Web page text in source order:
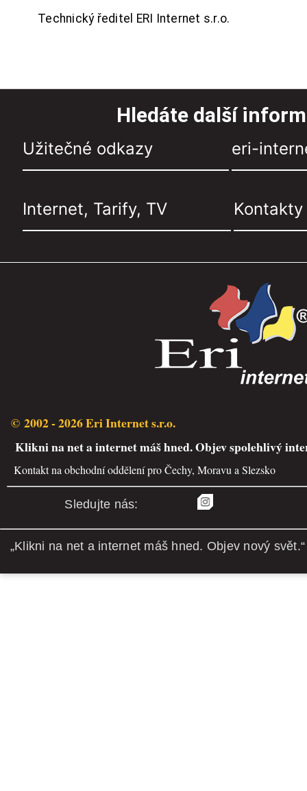
Technický ředitel ERI Internet s.r.o.
Hledáte další
Užitečné odkazy eri-
Internet, Tarify, TV Kontakty
© 2002 - 2026 Eri Internet s.r.o.
Klikni na net a internet máš hned. Objev spolehlivý
Kontakt na obchodní oddělení pro Čechy, Moravu a Slezsko
Sledujte nás:
„Klikni na net a internet máš hned. Objev nový svět.“